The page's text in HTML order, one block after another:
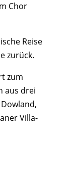
Chor
Reise
zurück.
zum
aus drei
Villa-